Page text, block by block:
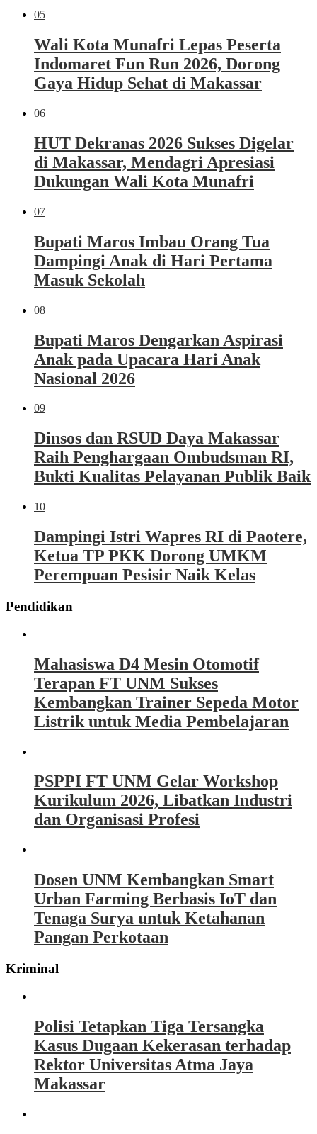
05
Wali Kota Munafri Lepas Peserta
Indomaret Fun Run 2026, Dorong
Gaya Hidup Sehat di Makassar
06
HUT Dekranas 2026 Sukses Digelar
di Makassar, Mendagri Apresiasi
Dukungan Wali Kota Munafri
07
Bupati Maros Imbau Orang Tua
Dampingi Anak di Hari Pertama
Masuk Sekolah
08
Bupati Maros Dengarkan Aspirasi
Anak pada Upacara Hari Anak
Nasional 2026
09
Dinsos dan RSUD Daya Makassar
Raih Penghargaan Ombudsman RI,
Bukti Kualitas Pelayanan Publik Baik
10
Dampingi Istri Wapres RI di Paotere,
Ketua TP PKK Dorong UMKM
Perempuan Pesisir Naik Kelas
Pendidikan
Mahasiswa D4 Mesin Otomotif
Terapan FT UNM Sukses
Kembangkan Trainer Sepeda Motor
Listrik untuk Media Pembelajaran
PSPPI FT UNM Gelar Workshop
Kurikulum 2026, Libatkan Industri
dan Organisasi Profesi
Dosen UNM Kembangkan Smart
Urban Farming Berbasis IoT dan
Tenaga Surya untuk Ketahanan
Pangan Perkotaan
Kriminal
Polisi Tetapkan Tiga Tersangka
Kasus Dugaan Kekerasan terhadap
Rektor Universitas Atma Jaya
Makassar